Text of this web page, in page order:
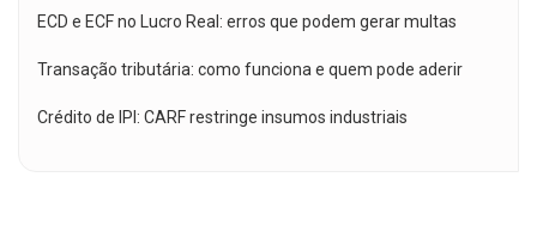
ECD e ECF no Lucro Real: erros que podem gerar multas
Transação tributária: como funciona e quem pode aderir
Crédito de IPI: CARF restringe insumos industriais